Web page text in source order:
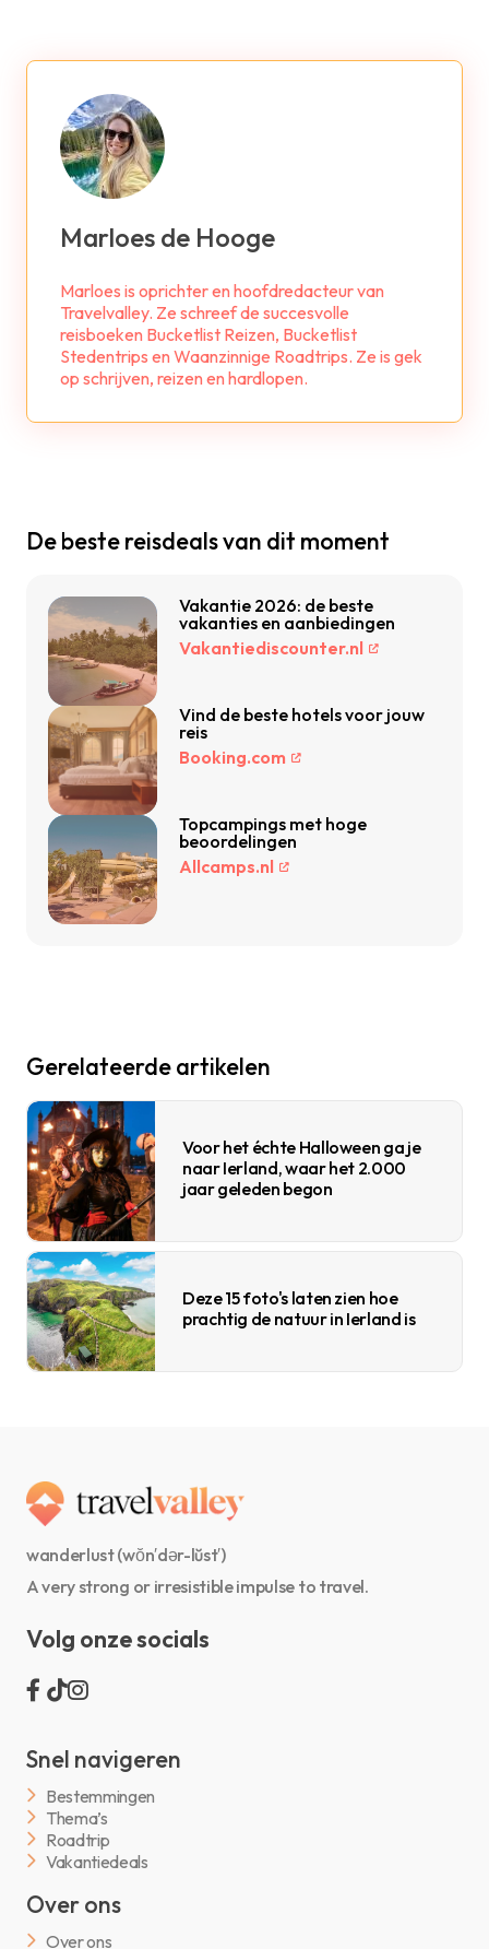
Marloes de Hooge
Marloes is oprichter en hoofdredacteur van
Travelvalley. Ze schreef de succesvolle
reisboeken Bucketlist Reizen, Bucketlist
Stedentrips en Waanzinnige Roadtrips. Ze is gek
op schrijven, reizen en hardlopen.
De beste reisdeals van dit moment
Vakantie 2026: de beste
vakanties en aanbiedingen
Vakantiediscounter.nl
Vind de beste hotels voor jouw
reis
Booking.com
Topcampings met hoge
beoordelingen
Allcamps.nl
Gerelateerde artikelen
Voor het échte Halloween ga je
naar Ierland, waar het 2.000
jaar geleden begon
Deze 15 foto's laten zien hoe
prachtig de natuur in Ierland is
wanderlust (wŏn′dər-lŭst′)
A very strong or irresistible impulse to travel.
Volg onze socials
Snel navigeren
Bestemmingen
Thema’s
Roadtrip
Vakantiedeals
Over ons
Over ons